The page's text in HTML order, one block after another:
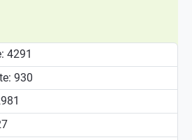
4291
930